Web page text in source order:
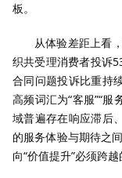
板。
从体验差距上看
织共受理消费者投诉
合同问题投诉比重持
高频词汇为“客服”“服
域普遍存在响应滞后
的服务体验与期待之
向“价值提升”必须跨越